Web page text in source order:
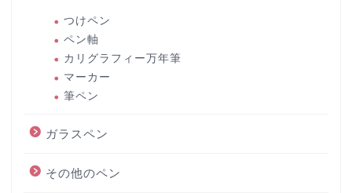
つけペン
ペン軸
カリグラフィー万年筆
マーカー
筆ペン
ガラスペン
その他のペン